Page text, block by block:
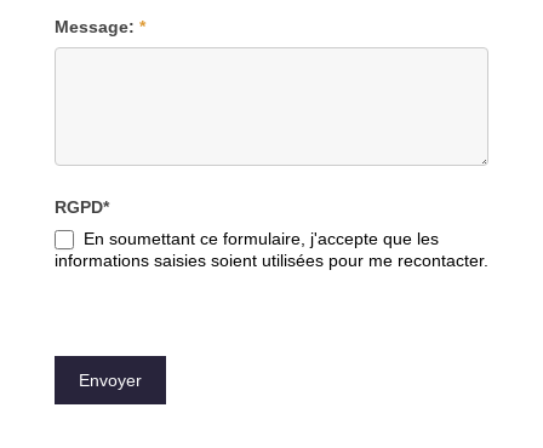
Message: *
RGPD*
En soumettant ce formulaire, j'accepte que les
informations saisies soient utilisées pour me recontacter.
Envoyer